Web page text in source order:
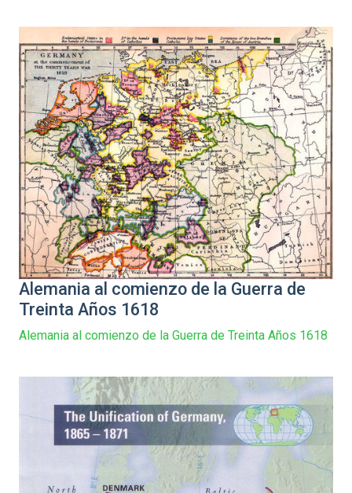
Alemania al comienzo de la Guerra de
Treinta Años 1618
Alemania al comienzo de la Guerra de Treinta Años 1618